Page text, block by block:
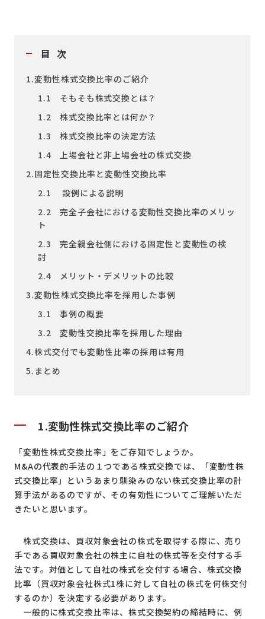
目次
1.変動性株式交換比率のご紹介
1.1 そもそも株式交換とは？
1.2 株式交換比率とは何か？
1.3 株式交換比率の決定方法
1.4 上場会社と非上場会社の株式交換
2.固定性交換比率と変動性交換比率
2.1 設例による説明
2.2 完全子会社における変動性交換比率のメリッ
ト
2.3 完全親会社側における固定性と変動性の検
討
2.4 メリット・デメリットの比較
3.変動性株式交換比率を採用した事例
3.1 事例の概要
3.2 変動性交換比率を採用した理由
4.株式交付でも変動性比率の採用は有用
5.まとめ
1.変動性株式交換比率のご紹介
「変動性株式交換比率」をご存知でしょうか。
M&Aの代表的手法の１つである株式交換では、「変動性株
式交換比率」というあまり馴染みのない株式交換比率の計
算手法があるのですが、その有効性についてご理解いただ
きたいと思います。
株式交換は、買収対象会社の株式を取得する際に、売り
手である買収対象会社の株主に自社の株式等を交付する手
法です。対価として自社の株式を交付する場合、株式交換
比率（買収対象会社株式1株に対して自社の株式を何株交付
するのか）を決定する必要があります。
一般的に株式交換比率は、株式交換契約の締結時に、例